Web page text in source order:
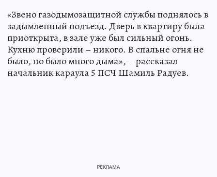
«Звено газодымозащитной службы поднялось в
задымленный подъезд. Дверь в квартиру была
приоткрыта, в зале уже был сильный огонь.
Кухню проверили – никого. В спальне огня не
было, но было много дыма», – рассказал
начальник караула 5 ПСЧ Шамиль Радуев.